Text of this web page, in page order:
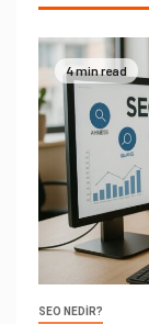
4 min read
SEO NEDIR?